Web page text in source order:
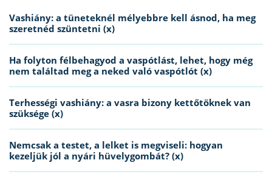
Vashiány: a tüneteknél mélyebbre kell ásnod, ha meg
szeretnéd szüntetni (x)
Ha folyton félbehagyod a vaspótlást, lehet, hogy még
nem találtad meg a neked való vaspótlót (x)
Terhességi vashiány: a vasra bizony kettőtöknek van
szüksége (x)
Nemcsak a testet, a lelket is megviseli: hogyan
kezeljük jól a nyári hüvelygombát? (x)